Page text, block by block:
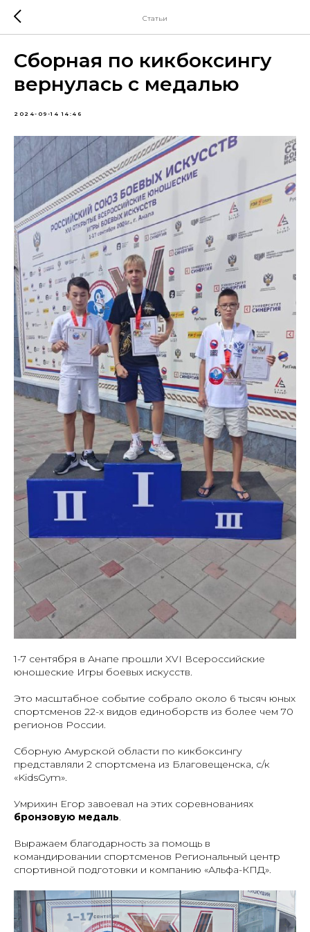
Статьи
Сборная по кикбоксингу
вернулась с медалью
2024-09-14 14:46
1-7 сентября в Анапе прошли XVI Всероссийские
юношеские Игры боевых искусств.
Это масштабное событие собрало около 6 тысяч юных
спортсменов 22-х видов единоборств из более чем 70
регионов России.
Сборную Амурской области по кикбоксингу
представляли 2 спортсмена из Благовещенска, с/к
«KidsGym».
Умрихин Егор завоевал на этих соревнованиях
бронзовую медаль.
Выражаем благодарность за помощь в
командировании спортсменов Региональный центр
спортивной подготовки и компанию «Альфа-КПД».